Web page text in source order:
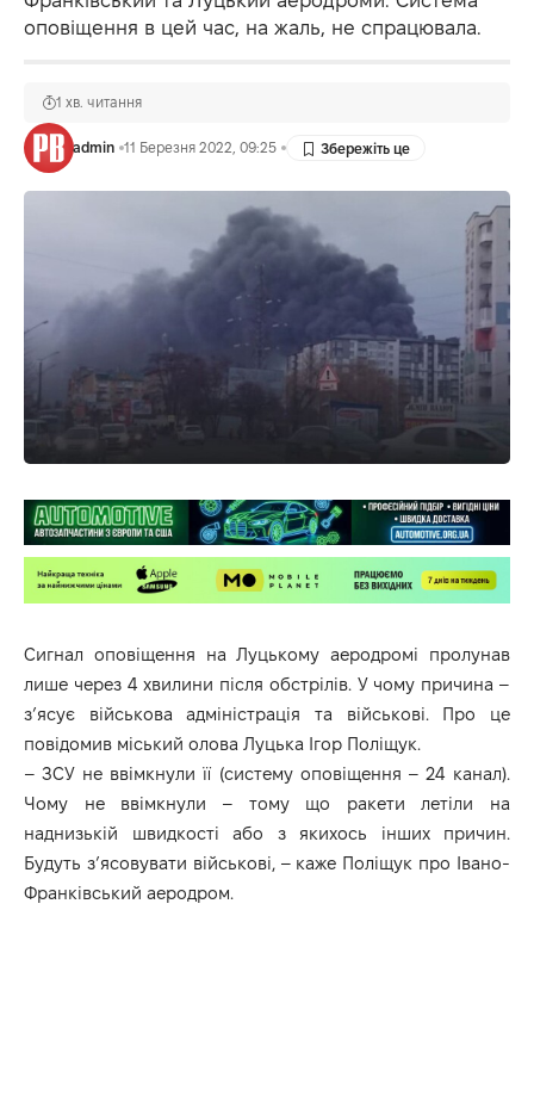
оповіщення в цей час, на жаль, не спрацювала.
admin 11 Березня 2022, 09:25
1 хв. читання
Сигнал оповіщення на Луцькому аеродромі пролунав
лише через 4 хвилини після обстрілів. У чому причина –
з’ясує військова адміністрація та військові. Про це
повідомив міський олова Луцька Ігор Поліщук.
– ЗСУ не ввімкнули її (систему оповіщення –24 канал).
Чому не ввімкнули – тому що ракети летіли на
наднизькій швидкості або з якихось інших причин.
Будуть з’ясовувати військові, – каже Поліщук про Івано-
Франківський аеродром.